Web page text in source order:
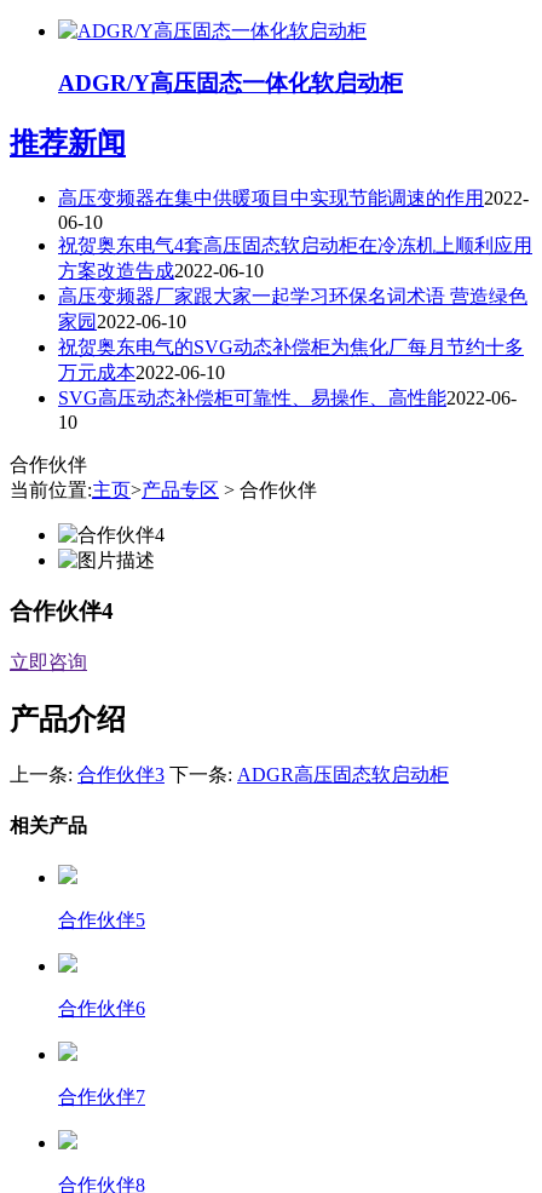
ADGR/Y高压固态一体化软启动柜
推荐新闻
高压变频器在集中供暖项目中实现节能调速的作用 2022-
06-10
祝贺奥东电气4套高压固态软启动柜在冷冻机上顺利应用
方案改造告成2022-06-10
高压变频器厂家跟大家一起学习环保名词术语 营造绿色
家园 2022-06-10
祝贺奥东电气的SVG动态补偿柜为焦化厂每月节约十多
万元成本2022-06-10
SVG高压动态补偿柜可靠性、易操作、高性能2022-06-
10
合作伙伴
当前位置:主页>产品专区 > 合作伙伴
合作伙伴4
立即咨询
产品介绍
上一条: 合作伙伴3 下一条: ADGR高压固态软启动柜
相关产品
合作伙伴5
合作伙伴6
合作伙伴7
合作伙伴8